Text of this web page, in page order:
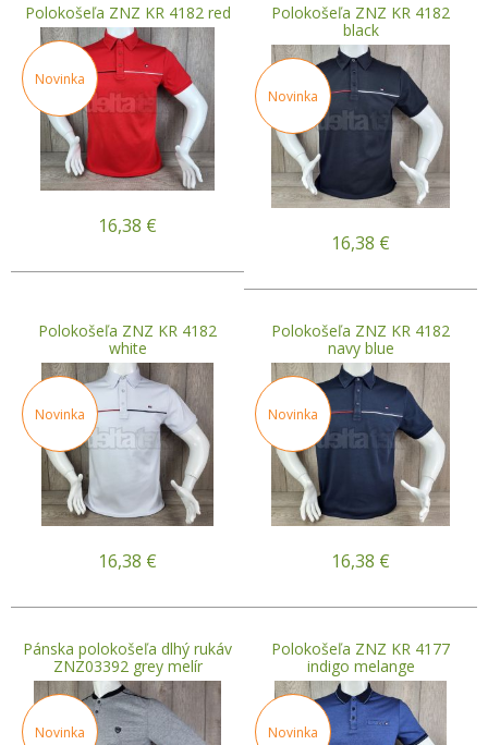
Polokošeľa ZNZ KR 4182 red
Novinka
16,38 €
Polokošeľa ZNZ KR 4182
black
Novinka
16,38 €
Polokošeľa ZNZ KR 4182
white
Novinka
16,38 €
Polokošeľa ZNZ KR 4182
navy blue
Novinka
16,38 €
Pánska polokošeľa dlhý rukáv
ZNZ03392 grey melír
Novinka
Polokošeľa ZNZ KR 4177
indigo melange
Novinka